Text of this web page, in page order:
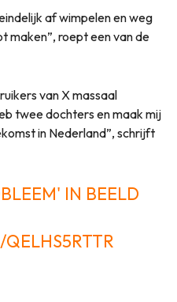
af wimpelen en weg
maken”, roept een van de
van X massaal
twee dochters en maak mij
in Nederland”, schrijft
IN BEELD